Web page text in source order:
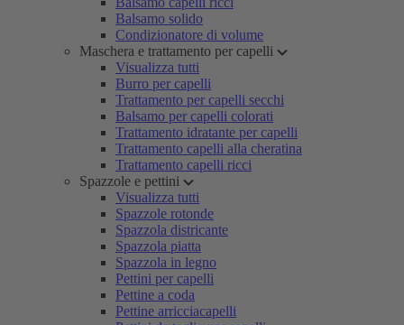
Balsamo solido
Condizionatore di volume
Maschera e trattamento per capelli
Visualizza tutti
Burro per capelli
Trattamento per capelli secchi
Balsamo per capelli colorati
Trattamento idratante per capelli
Trattamento capelli alla cheratina
Trattamento capelli ricci
Spazzole e pettini
Visualizza tutti
Spazzole rotonde
Spazzola districante
Spazzola piatta
Spazzola in legno
Pettini per capelli
Pettine a coda
Pettine arricciacapelli